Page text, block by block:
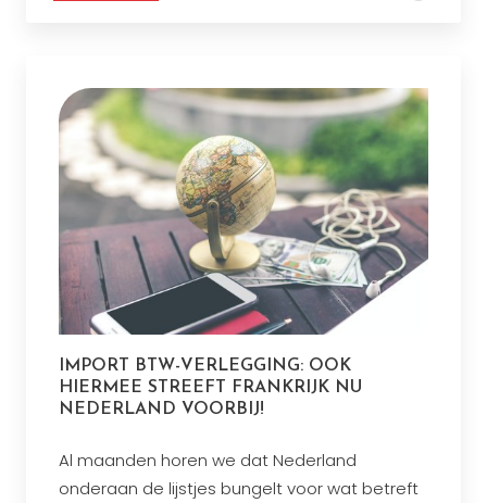
IMPORT BTW-VERLEGGING: OOK
HIERMEE STREEFT FRANKRIJK NU
NEDERLAND VOORBIJ!
Al maanden horen we dat Nederland
onderaan de lijstjes bungelt voor wat betreft